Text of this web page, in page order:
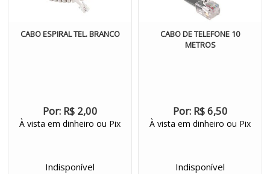
CABO ESPIRAL TEL. BRANCO
Por: R$ 2,00
À vista em dinheiro ou Pix
Indisponível
CABO DE TELEFONE 10
METROS
Por: R$ 6,50
À vista em dinheiro ou Pix
Indisponível